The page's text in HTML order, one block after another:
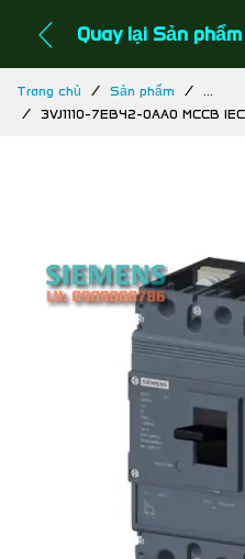
Quay lại Sản phẩm
Trang chủ Sản phẩm
...
3VJ1110-7EB42-0AA0 MCCB